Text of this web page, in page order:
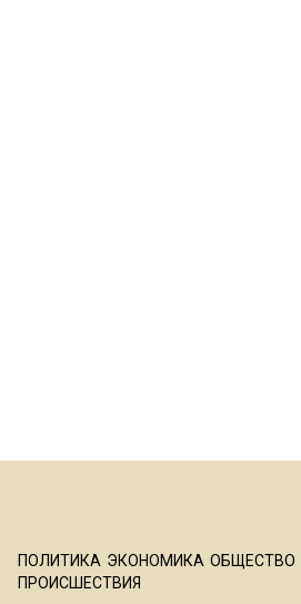
ПОЛИТИКА ЭКОНОМИКА ОБЩЕСТВО
ПРОИСШЕСТВИЯ